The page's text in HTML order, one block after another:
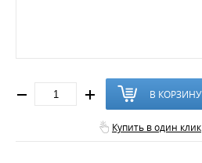
В КОРЗИНУ
Купить в один клик